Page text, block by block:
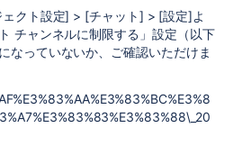
クト設定] > [チャット] > [設定]よ
チャンネルに制限する」設定（以下
なっていないか、ご確認いただけま